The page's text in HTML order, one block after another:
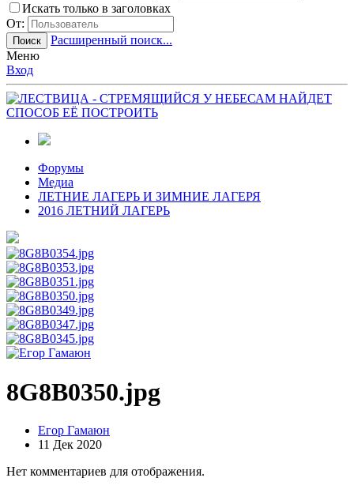
Искать только в заголовках
От:
Поиск
Расширенный поиск...
Меню
Вход
Форумы
Медиа
ЛЕТНИЕ ЛАГЕРЬ И ЗИМНИЕ ЛАГЕРЯ
2016 ЛЕТНИЙ ЛАГЕРЬ
8G8B0350.jpg
Егор Гамаюн
11 Дек 2020
Нет комментариев для отображения.